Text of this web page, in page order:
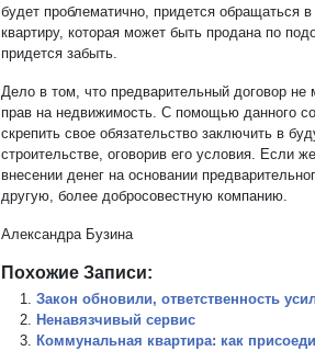
будет проблематично, придется обращаться
квартиру, которая может быть продана по
придется забыть.
Дело в том, что предварительный договор не
прав на недвижимость. С помощью данного
скрепить свое обязательство заключить в
строительстве, оговорив его условия. Если
внесении денег на основании
другую, более добросовестную компанию.
Александра Бузина
Похожие Записи:
Закон обновили, ответственность
Ненавязчивый сервис
Коммунальная квартира: как